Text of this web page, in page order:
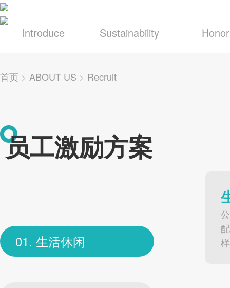
Introduce Sustainability Honor
首页 > ABOUT US > Recruit
员工激励方案
01. 生活休闲